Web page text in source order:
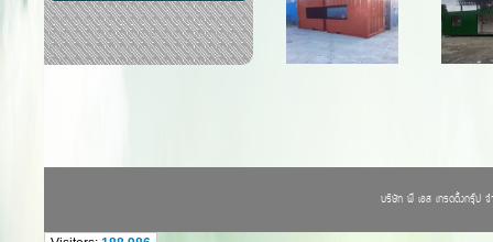
บริษัท พี เอส เทรดดิ้งกรุ๊ป